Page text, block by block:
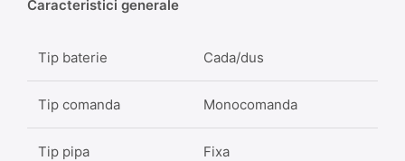
Caracteristici generale
Tip baterie Cada/dus
Tip comanda Monocomanda
Tip pipa Fixa